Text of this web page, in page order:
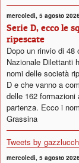
mercoledì, 5 agosto
Serie D, ecco le
ripescate
Dopo un rinvio di 48
Nazionale Dilettanti
nomi delle società
D e che vanno a
delle 162 formazioni
partenza. Ecco i
Grassina
Tweets by
mercoledì, 5 agosto